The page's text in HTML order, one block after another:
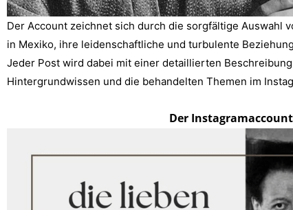
Der Account zeichnet sich durch die sorgfältige Auswahl
in Mexiko, ihre leidenschaftliche und turbulente
Jeder Post wird dabei mit einer detaillierten
Hintergrundwissen und die behandelten Themen im
Der Instagramaccount